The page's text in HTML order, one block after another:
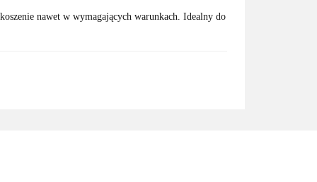
nawet w wymagających warunkach. Idealny do